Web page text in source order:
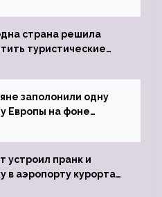
страна решила
туристические
заполонили одну
Европы на фоне
устроил пранк и
в аэропорту курорта,